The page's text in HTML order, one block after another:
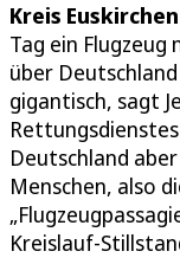
Kreis Euskirchen
Tag ein
über
gigantisch, sagt
Deutschland
Menschen, also
Kreislauf-